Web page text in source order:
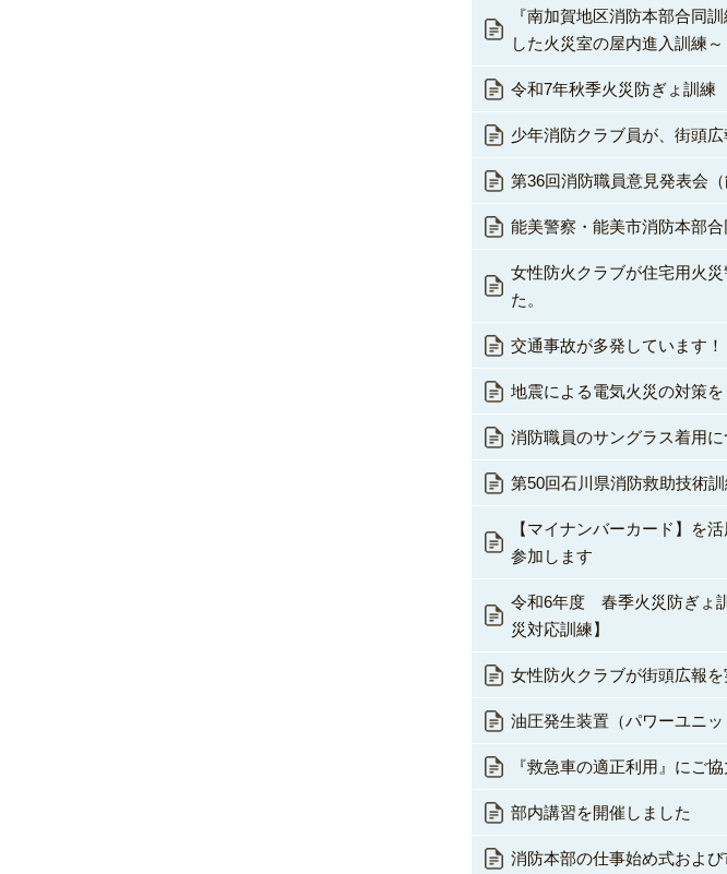
『南加賀地区消防本部合同
した火災室の屋内進入訓練～
令和7年秋季火災防ぎょ訓練
少年消防クラブ員が、街頭広
第36回消防職員意見発表会
能美警察・能美市消防本部合
女性防火クラブが住宅用火
た。
交通事故が多発しています！
地震による電気火災の対策を
消防職員のサングラス着用に
第50回石川県消防救助技術
【マイナンバーカード】を
参加します
令和6年度 春季火災防ぎょ
災対応訓練】
女性防火クラブが街頭広報を
油圧発生装置（パワーユニ
『救急車の適正利用』にご
部内講習を開催しました
消防本部の仕事始め式およ